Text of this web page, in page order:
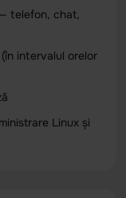
telefon, chat,
intervalul orelor
Linux și